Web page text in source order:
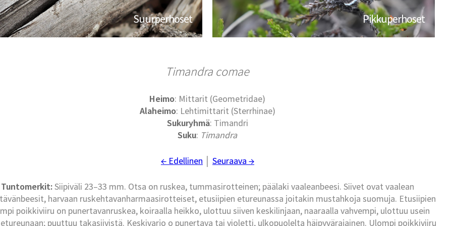
Suurperhoset Pikkuperhoset
Timandra comae
Heimo: Mittarit (Geometridae)
Alaheimo: Lehtimittarit (Sterrhinae)
Sukuryhmä: Timandri
Suku: Timandra
← Edellinen Seuraava →
Tuntomerkit:Siipiväli 23–33 mm. Otsa on ruskea, tummasirotteinen; päälaki vaaleanbeesi. Siivet ovat vaalean
harvaan ruskehtavanharmaasirotteiset, etusiipien etureunassa joitakin mustahkoja suomuja. Etusiipien
poikkiviiru on punertavanruskea, koiraalla heikko, ulottuu siiven keskilinjaan, naaraalla vahvempi, ulottuu usein
puuttuu takasiivistä. Keskivarjo o punertava tai violetti, ulkopuolelta häipyvärajainen. Ulompi poikkiviiru